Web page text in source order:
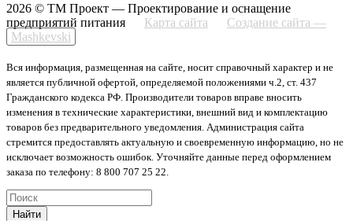
2026 © ТМ Проект — Проектирование и оснащение
предприятий питания
Карта сайта
Создание сайта —
Mashkevski
Вся информация, размещенная на сайте, носит справочный характер и не
является публичной офертой, определяемой положениями ч.2, ст. 437
Гражданского кодекса РФ. Производители товаров вправе вносить
изменения в технические характеристики, внешний вид и комплектацию
товаров без предварительного уведомления. Администрация сайта
стремится предоставлять актуальную и своевременную информацию, но не
исключает возможность ошибок. Уточняйте данные перед оформлением
заказа по телефону: 8 800 707 25 22.
Найти